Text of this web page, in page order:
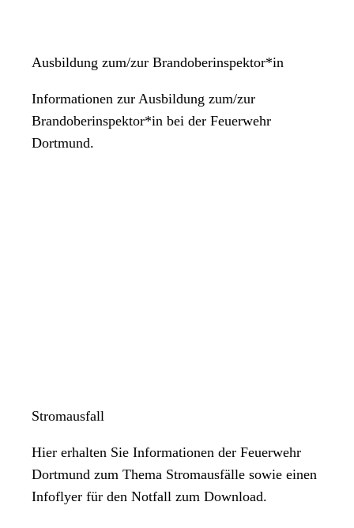
Ausbildung zum/zur Brandoberinspektor*in
Informationen zur Ausbildung zum/zur
Brandoberinspektor*in bei der Feuerwehr
Dortmund.
Stromausfall
Hier erhalten Sie Informationen der Feuerwehr
Dortmund zum Thema Stromausfälle sowie einen
Infoflyer für den Notfall zum Download.